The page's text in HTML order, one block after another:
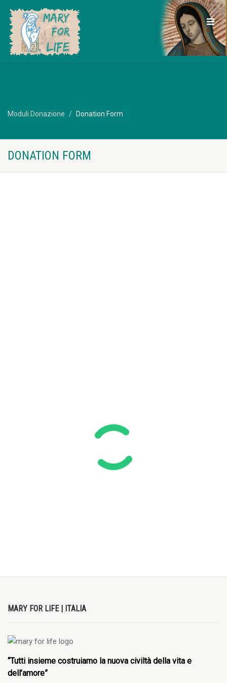
Moduli Donazione Donation Form
DONATION FORM
MARY FOR LIFE | ITALIA
“Tutti insieme costruiamo la nuova civiltà della vita e
dell’amore”